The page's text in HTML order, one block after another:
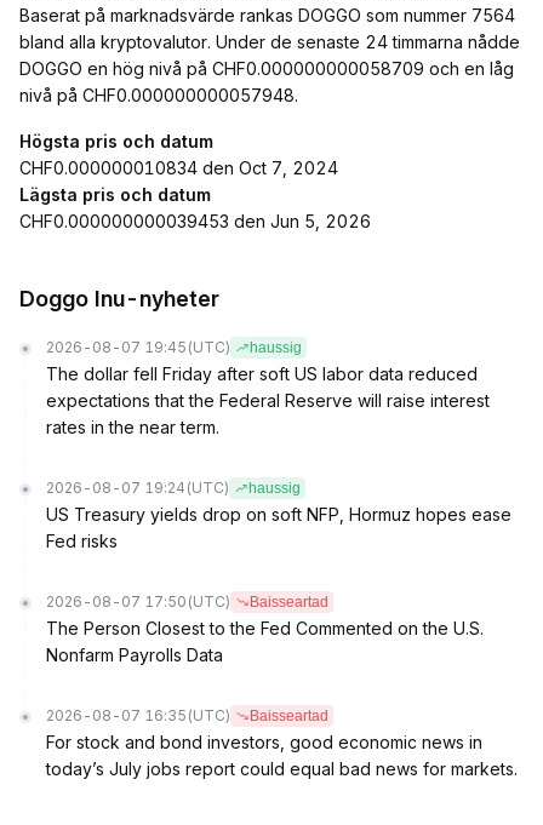
Baserat på marknadsvärde rankas DOGGO som nummer 7564
bland alla kryptovalutor. Under de senaste 24 timmarna nådde
DOGGO en hög nivå på CHF0.000000000058709 och en låg
nivå på CHF0.000000000057948.
Högsta pris och datum
CHF0.000000010834 den Oct 7, 2024
Lägsta pris och datum
CHF0.000000000039453 den Jun 5, 2026
Doggo Inu-nyheter
2026-08-07 19:45 (UTC) haussig
The dollar fell Friday after soft US labor data reduced
expectations that the Federal Reserve will raise interest
rates in the near term.
2026-08-07 19:24 (UTC) haussig
US Treasury yields drop on soft NFP, Hormuz hopes ease
Fed risks
2026-08-07 17:50 (UTC) Baisseartad
The Person Closest to the Fed Commented on the U.S.
Nonfarm Payrolls Data
2026-08-07 16:35 (UTC) Baisseartad
For stock and bond investors, good economic news in
today’s July jobs report could equal bad news for markets.